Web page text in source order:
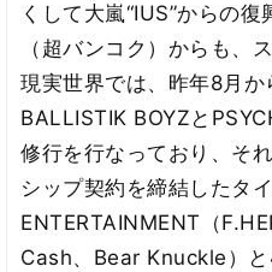
くして大嵐“IUS”からの
（超バンコク）からも、
現実世界では、昨年8月か
BALLISTIK BOYZと
修行を行なっており、そ
シップ契約を締結したタ
ENTERTAINMENT（
Cash、Bear Knuckle）と